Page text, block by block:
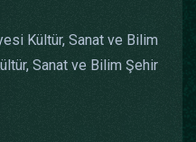
Kültür, Sanat ve Bilim
Sanat ve Bilim Şehir